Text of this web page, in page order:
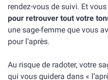
rendez-vous de suivi. Et
pour retrouver tout votre
une sage-femme que vous
pour l’après.
Au risque de radoter, votre
qui vous guidera dans «